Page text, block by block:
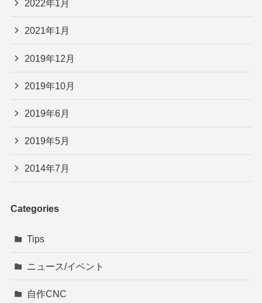
2022年1月
2021年1月
2019年12月
2019年10月
2019年6月
2019年5月
2014年7月
Categories
Tips
ニュース/イベント
自作CNC